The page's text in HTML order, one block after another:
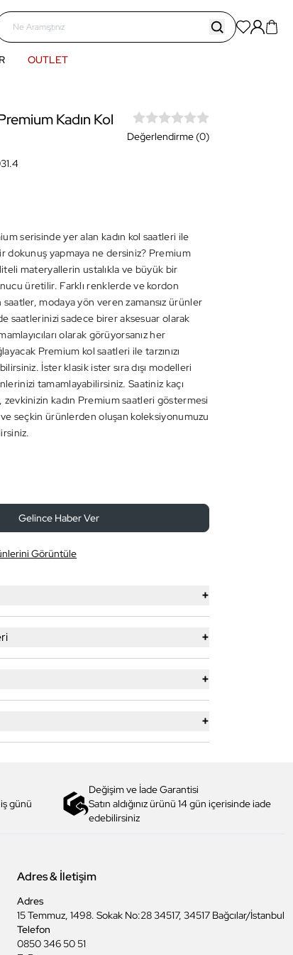
OUTLET
Kadın Kol
Değerlendirme (0)
serisinde yer alan kadın kol saatleri ile
dokunuş yapmaya ne dersiniz? Premium
materyallerin ustalıkla ve büyük bir
üretilir. Farklı renklerde ve kordon
modaya yön veren zamansız ürünler
saatlerinizi sadece birer aksesuar olarak
olarak görüyorsanız her
Premium kol saatleri ile tarzınızı
İster klasik ister sıra dışı modelleri
tamamlayabilirsiniz. Saatiniz kaçı
kadın Premium saatleri göstermesi
seçkin ürünlerden oluşan koleksiyonumuzu
Gelince Haber Ver
Görüntüle
+
+
+
+
günü
Değişim ve İade Garantisi
Satın aldığınız ürünü 14 gün içerisinde iade
edebilirsiniz
Adres & İletişim
Adres
15 Temmuz, 1498. Sokak No:28 34517, 34517 Bağcılar/İstanbul
Telefon
0850 346 50 51